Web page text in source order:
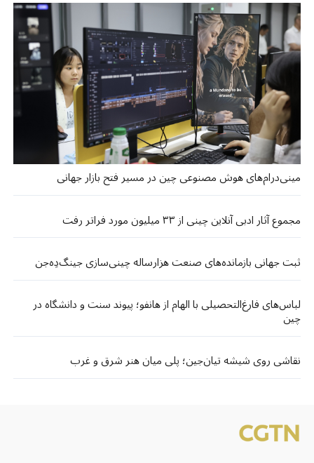
مینی‌درام‌های هوش مصنوعی چین در مسیر فتح بازار جهانی
مجموع آثار ادبی آنلاین چینی از ۳۳ میلیون مورد فراتر رفت
ثبت جهانی بازمانده‌های صنعت هزارساله چینی‌سازی جینگ‌دِه‌جن
لباس‌های فارغ‌التحصیلی با الهام از هانفو؛ پیوند سنت و دانشگاه در
چین
نقاشی روی شیشه تیان‌جین؛ پلی میان هنر شرق و غرب